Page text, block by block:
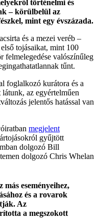
történelmi és
– körülbelül az
mint egy évszázada.
és a mezei veréb –
tojásaikat, mint 100
felmelegedése valószínűleg
tűnt.
foglalkozó kurátora és a
az egyértelműen
jelentős hatással van
megjelent
gyűjtött
dolgozó Bill
dolgozó Chris Whelan
más eseményeihez,
és a rovarok
Az
a megszokott